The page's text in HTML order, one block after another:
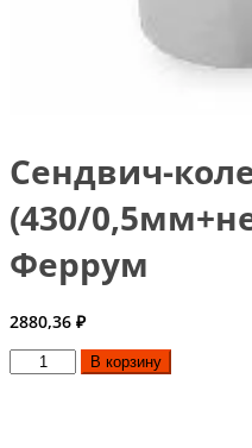
Сендвич-
(430/
Феррум
2880,36 ₽
Количество
товара
В корзину